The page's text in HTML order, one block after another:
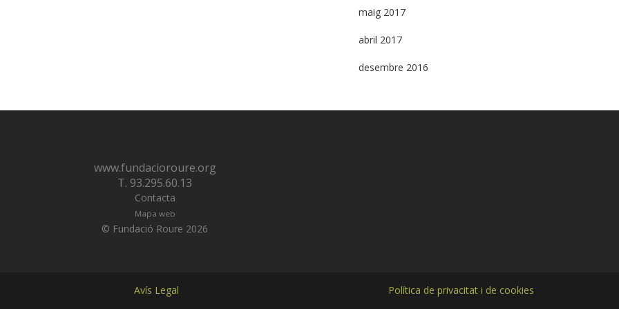
maig 2017
abril 2017
desembre 2016
www.fundacioroure.org
T. 93.295.60.13
Contacta
Mapa web
© Fundació Roure 2026
Avís Legal Política de privacitat i de cookies